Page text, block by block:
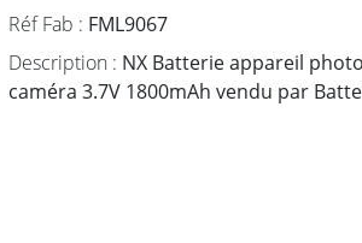
Réf Fab : FML9067
Description : NX Batterie appareil
caméra 3.7V 1800mAh vendu par